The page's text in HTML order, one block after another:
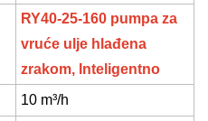
RY40-25-160 pumpa za
vruće ulje hlađena
zrakom, Inteligentno
10 m³/h